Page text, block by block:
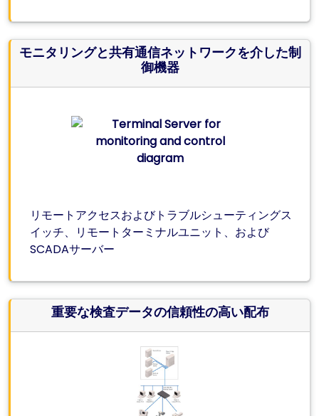
モニタリングと共有通信ネットワークを介した制
御機器
リモートアクセスおよびトラブルシューティングス
イッチ、リモートターミナルユニット、および
SCADAサーバー
重要な検査データの信頼性の高い配布